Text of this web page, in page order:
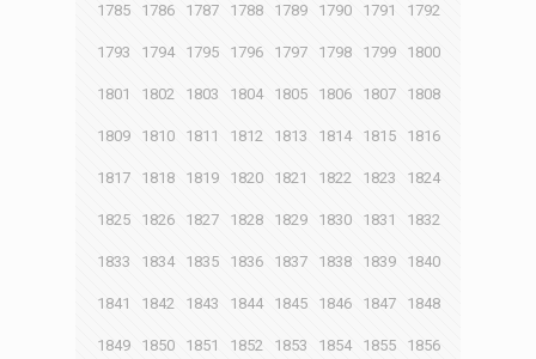
1785 1786 1787 1788 1789 1790 1791 1792
1793 1794 1795 1796 1797 1798 1799 1800
1801 1802 1803 1804 1805 1806 1807 1808
1809 1810 1811 1812 1813 1814 1815 1816
1817 1818 1819 1820 1821 1822 1823 1824
1825 1826 1827 1828 1829 1830 1831 1832
1833 1834 1835 1836 1837 1838 1839 1840
1841 1842 1843 1844 1845 1846 1847 1848
1849 1850 1851 1852 1853 1854 1855 1856